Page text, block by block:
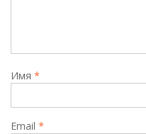
Имя *
Email *